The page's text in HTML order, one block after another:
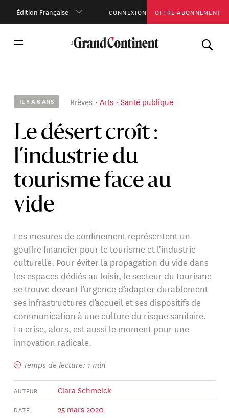
Édition Française CONNEXION OFFRE ABONNEMENT
IL Y A 6 ANS Brèves Arts Santé publique
Le désert croît :
l’industrie du
tourisme face au
vide
Les mesures de confinement représentent un
gouffre financier pour le tourisme et l'industrie
culturelle. Pour éviter la propagation du vide dans
les espaces dédiés au loisir, le secteur du tourisme
se trouve devant l’urgence d’adapter durablement
ses infrastructures d’accueil et ses dispositifs de
communication à une culture du risque sanitaire.
La crise, alors, est aussi le moment pour une
innovation radicale.
Temps de lecture: 1 min
AUTEUR Clara Schmelck
DATE 25 mars 2020